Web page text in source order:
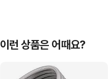
이런 상품은 어때요?